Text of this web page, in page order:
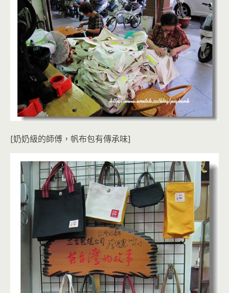
[奶奶級的師傅，帆布包有傳承味]